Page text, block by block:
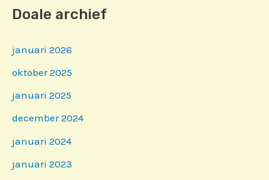
Doale archief
januari 2026
oktober 2025
januari 2025
december 2024
januari 2024
januari 2023